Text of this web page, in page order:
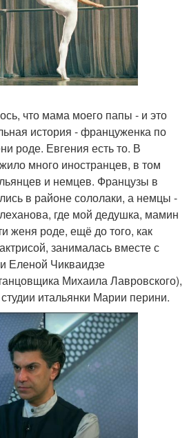
что мама моего папы - и это
история - француженка по
роде. Евгения есть то. В
много иностранцев, в том
и немцев. Французы в
в районе сололаки, а немцы -
где мой дедушка, мамин
женя роде, ещё до того, как
занималась вместе с
Еленой Чикваидзе
Михаила Лавровского),
итальянки Марии перини.